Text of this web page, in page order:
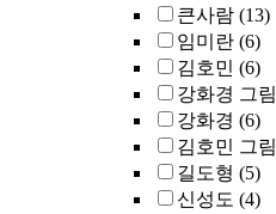
큰사람 (13)
임미란 (6)
김호민 (6)
강화경 그림
강화경 (6)
김호민 그림
길도형 (5)
신성도 (4)